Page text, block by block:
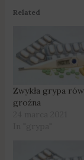
Related
Zwykła grypa
groźna